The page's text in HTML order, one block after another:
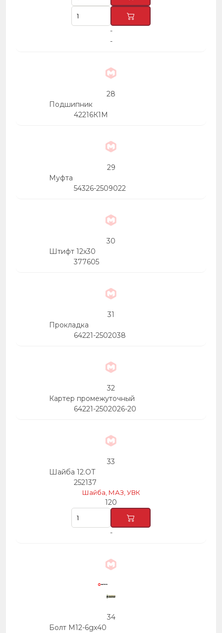
-
-
28
Подшипник
42216К1М
29
Муфта
54326-2509022
30
Штифт 12х30
377605
31
Прокладка
64221-2502038
32
Картер промежуточный
64221-2502026-20
33
Шайба 12.ОТ
252137
Шайба, МАЗ, УВК
120
-
34
Болт М12-6gх40